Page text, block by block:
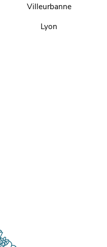
Villeurbanne
Lyon